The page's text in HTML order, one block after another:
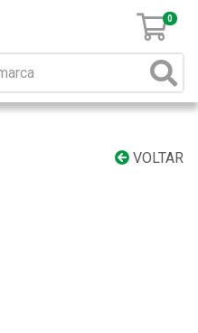
0
VOLTAR